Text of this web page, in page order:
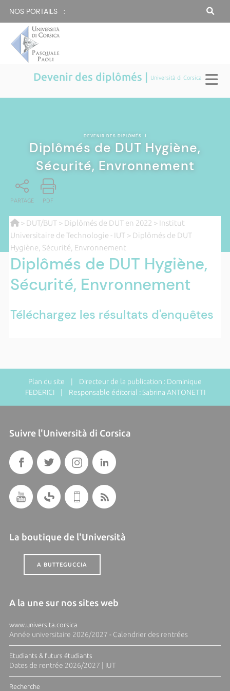
NOS PORTAILS :
Devenir des diplômés | Università di Corsica
DEVENIR DES DIPLÔMÉS |
Diplômés de DUT Hygiène,
Sécurité, Envronnement
PARTAGE PDF
> DUT/BUT > Diplômés de DUT en 2022 > Institut
Universitaire de Technologie - IUT > Diplômés de DUT
Hygiène, Sécurité, Envronnement
Diplômés de DUT Hygiène,
Sécurité, Envronnement
Téléchargez les résultats d'enquêtes
Plan du site | Directeur de la publication : Dominique
FEDERICI | Responsable éditorial : Sabrina ANTONETTI
Suivre l'Università di Corsica
La boutique de l'Università
A BUTTEGUCCIA
A la une sur nos sites web
www.universita.corsica
Année universitaire 2026/2027 - Calendrier des rentrées
Etudiants & futurs étudiants
Dates de rentrée 2026/2027 | IUT
Recherche